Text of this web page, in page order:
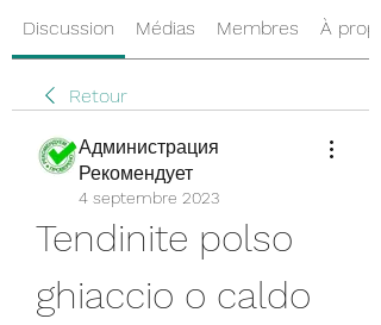
Discussion Médias Membres À
Retour
Администрация
Рекомендует
4 septembre 2023
Tendinite polso
ghiaccio o caldo